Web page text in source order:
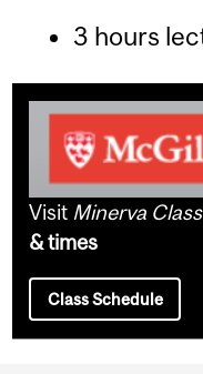
3 hours
Visit Minerva
& times
Class Schedule